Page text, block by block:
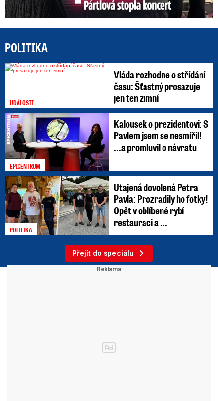
POLITIKA
UDÁLOSTI
Vláda rozhodne o střídání
času: Šťastný prosazuje
jen ten zimní
EPICENTRUM
Kalousek o prezidentovi: S
Pavlem jsem se nesmířil!
...a promluvil o návratu
POLITIKA
Utajená dovolená Petra
Pavla: Prozradily ho fotky!
Opět v oblíbené rybí
restauraci a ...
Přejít do speciálu